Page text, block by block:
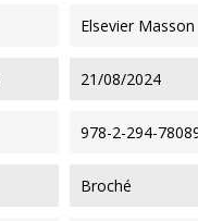
Elsevier Masson
21/08/2024
978-2-294-
Broché